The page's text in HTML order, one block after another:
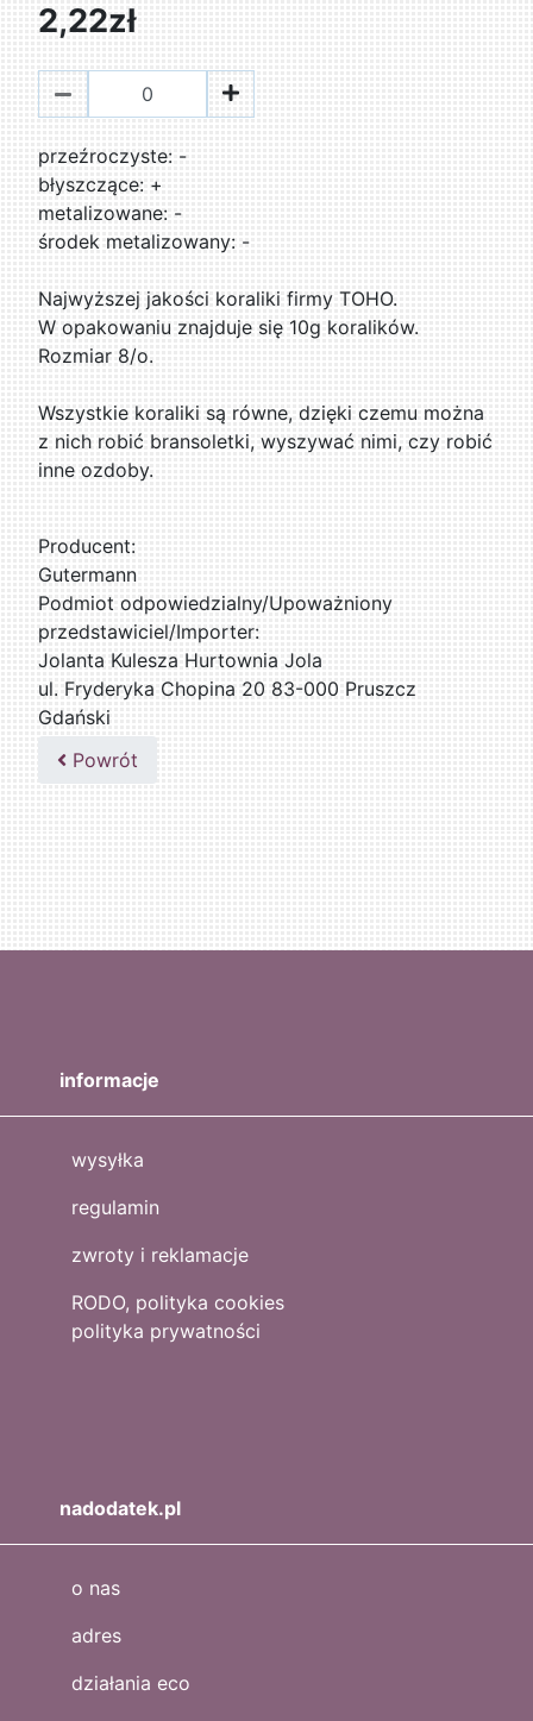
2,22zł
przeźroczyste: -
błyszczące: +
metalizowane: -
środek metalizowany: -
Najwyższej jakości koraliki firmy TOHO.
W opakowaniu znajduje się 10g koralików.
Rozmiar 8/o.
Wszystkie koraliki są równe, dzięki czemu można
z nich robić bransoletki, wyszywać nimi, czy robić
inne ozdoby.
Producent:
Gutermann
Podmiot odpowiedzialny/Upoważniony
przedstawiciel/Importer:
Jolanta Kulesza Hurtownia Jola
ul. Fryderyka Chopina 20 83-000 Pruszcz
Gdański
502047435
Powrót
informacje
wysyłka
regulamin
zwroty i reklamacje
RODO, polityka cookies
polityka prywatności
nadodatek.pl
o nas
adres
działania eco